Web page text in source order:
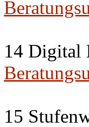
14 Digital
15